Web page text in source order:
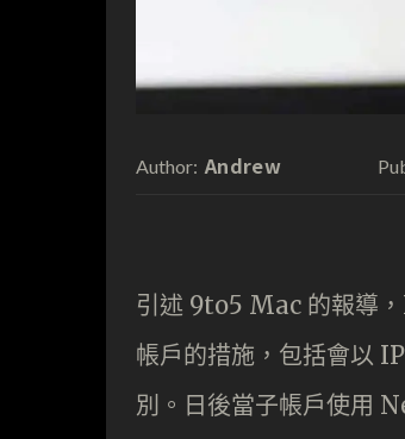
Author: Andrew
引述 9to5 Mac 的報導
帳戶的措施，包括會以
別。日後當子帳戶使用